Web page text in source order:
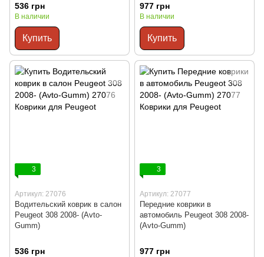
536 грн
В наличии
Купить
977 грн
В наличии
Купить
3
Артикул: 27076
Водительский коврик в салон
Peugeot 308 2008- (Avto-
Gumm)
536 грн
3
Артикул: 27077
Передние коврики в
автомобиль Peugeot 308 2008-
(Avto-Gumm)
977 грн